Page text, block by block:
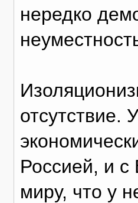
нередко
отсутствие.
Россией, и с
миру, что у